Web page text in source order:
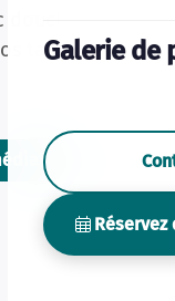
Galerie de
à
tarifs
Des